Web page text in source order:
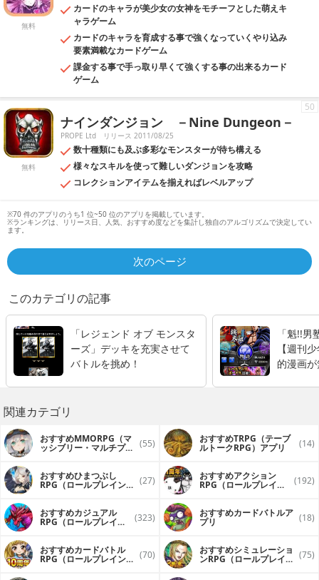
無料
カードのキャラが美少女の女神をモチーフとした萌えキ
ャラゲーム
カードのキャラを育成する事で強くなっていくやり込み
要素満載なカードゲーム
課金する事で手っ取り早くて強くする事の出来るカード
ゲーム
無料
ナインダンジョン －Nine Dungeon－
PROPE Ltd リリース 2011/08/25
数十種類にも及ぶ多彩なモンスターが待ち構える
様々なスキルを使って難しいダンジョンを攻略
コレクションアイテムを揃えればレベルアップ
50
※70 件のアプリのうち1 位~50 位のアプリを掲載しています。
※ランキングは、リリース日、人気、おすすめ度などを集計し独自のアルゴリズムで決定してい
ます。
次のページ
このカテゴリの記事
「レジェンド オブ モンスタ
ーズ」デッキを充実させて
バトルを挑め！
「魁!!
【週刊
的漫画
関連カテゴリ
おすすめMMORPG（マ
ッシブリー・マルチプレ
アプリ
(55) おすすめTRPG（テーブ
ルトークRPG）アプリ (14)
おすすめひまつぶし
RPG（ロールプレイング (27) おすすめアクション
RPG（ロールプレイン (192)
おすすめカジュアル
RPG（ロールプレイン (323) おすすめカードバトルア
プリ (18)
おすすめカードバトル
RPG（ロールプレイング (70) おすすめシミュレーショ
ンRPG（ロールプレイン (75)